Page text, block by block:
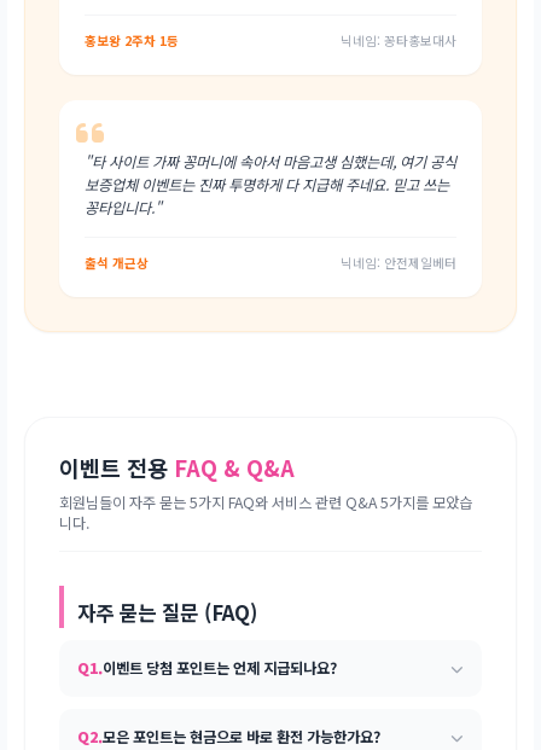
홍보왕 2주차 1등 닉네임: 꽁타홍보대사
"타 사이트 가짜 꽁머니에 속아서 마음고생 심했는데, 여기 공식
보증업체 이벤트는 진짜 투명하게 다 지급해 주네요. 믿고 쓰는
꽁타입니다."
출석 개근상 닉네임: 안전제일베터
이벤트 전용 FAQ & Q&A
회원님들이 자주 묻는 5가지 FAQ와 서비스 관련 Q&A 5가지를 모았습
니다.
자주 묻는 질문 (FAQ)
Q1.이벤트 당첨 포인트는 언제 지급되나요?
Q2.모은 포인트는 현금으로 바로 환전 가능한가요?